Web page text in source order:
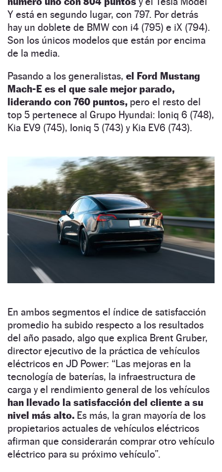
Y está en segundo lugar, con 797. Por detrás
hay un doblete de BMW con i4 (795) e iX (794).
Son los únicos modelos que están por encima
de la media.
Pasando a los generalistas, el Ford Mustang
Mach-E es el que sale mejor parado,
liderando con 760 puntos, pero el resto del
top 5 pertenece al Grupo Hyundai: Ioniq 6 (748),
Kia EV9 (745), Ioniq 5 (743) y Kia EV6 (743).
En ambos segmentos el índice de satisfacción
promedio ha subido respecto a los resultados
del año pasado, algo que explica Brent Gruber,
director ejecutivo de la práctica de vehículos
eléctricos en JD Power: “Las mejoras en la
tecnología de baterías, la infraestructura de
carga y el rendimiento general de los vehículos
han llevado la satisfacción del cliente a su
nivel más alto. Es más, la gran mayoría de los
propietarios actuales de vehículos eléctricos
afirman que considerarán comprar otro vehículo
eléctrico para su próximo vehículo”.